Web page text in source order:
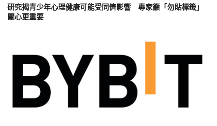
研究揭青少年心理健康可能受同儕影響 專家籲「勿貼標籤」
關心更重要